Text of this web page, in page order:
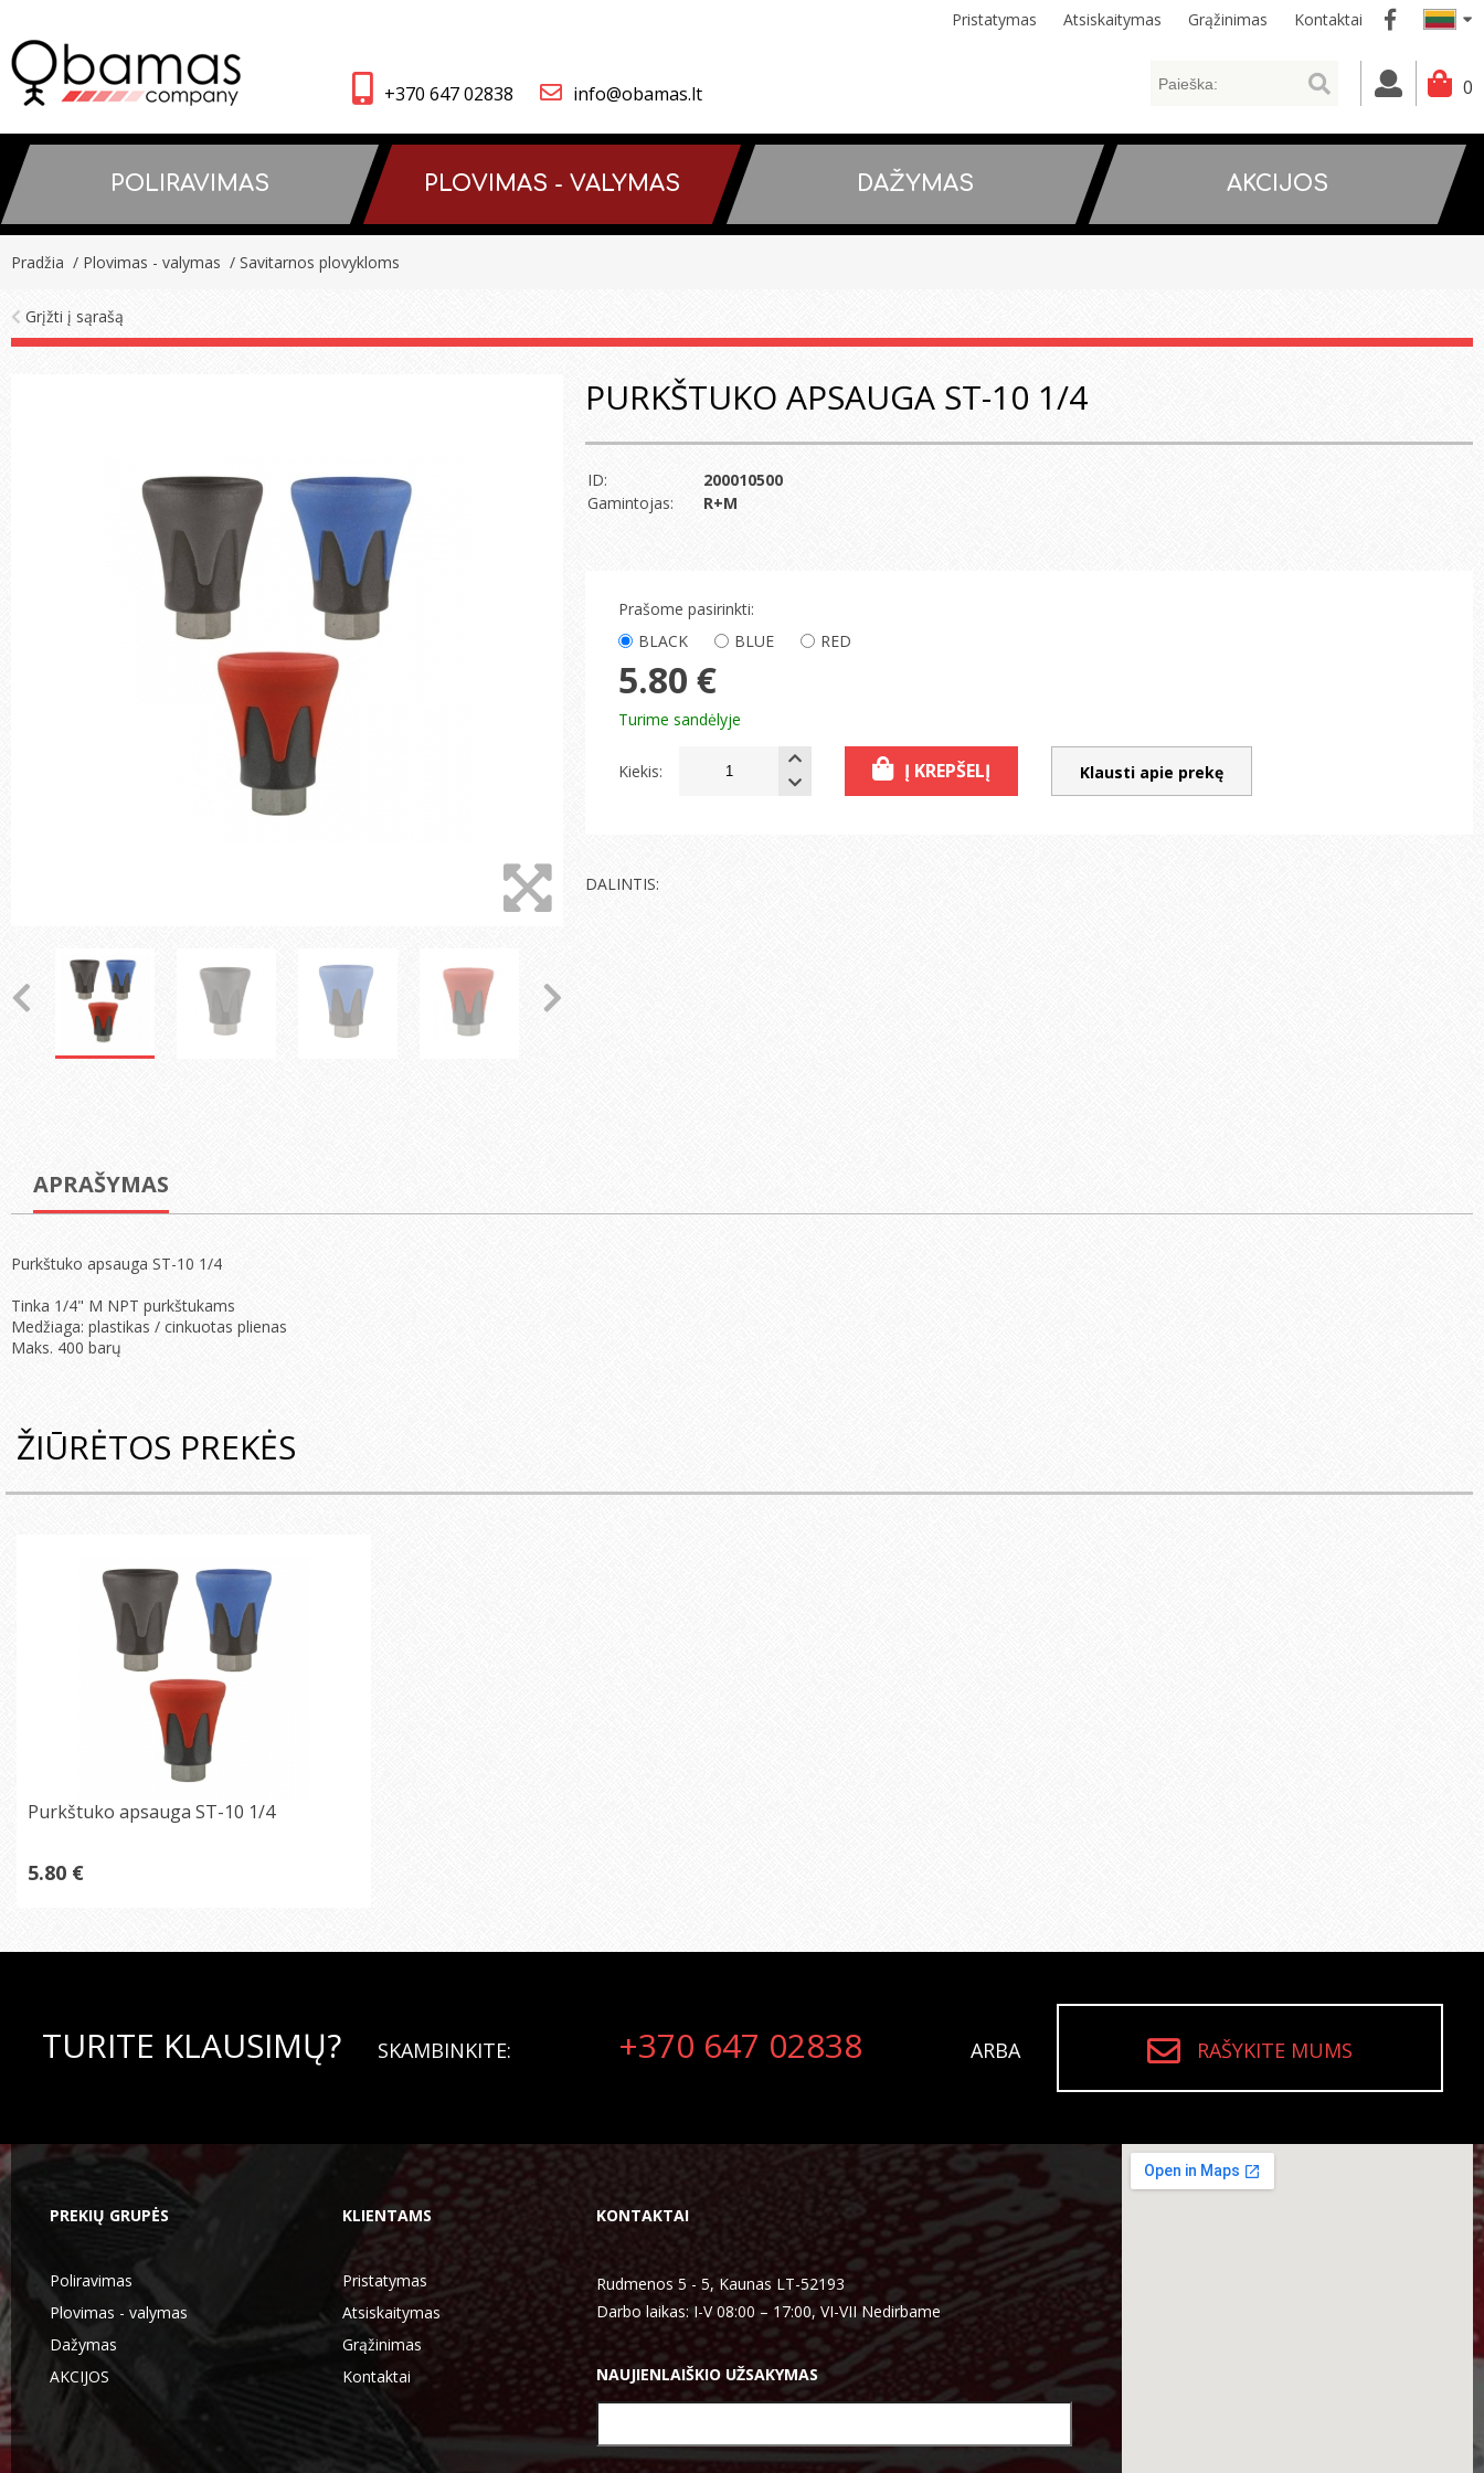
Pristatymas Atsiskaitymas Grąžinimas Kontaktai
+370 647 02838 info@obamas.lt 0
POLIRAVIMAS PLOVIMAS - VALYMAS DAŽYMAS AKCIJOS
Pradžia / Plovimas - valymas / Savitarnos plovykloms
Grįžti į sąrašą
PURKŠTUKO APSAUGA ST-10 1/4
ID:
200010500
Gamintojas:
R+M
Prašome pasirinkti:
BLACK
BLUE RED
5.80 €
Turime sandėlyje
Kiekis: Į KREPŠELĮ Klausti apie prekę
DALINTIS:
APRAŠYMAS
Purkštuko apsauga ST-10 1/4
Tinka 1/4" M NPT purkštukams
Medžiaga: plastikas / cinkuotas plienas
Maks. 400 barų
ŽIŪRĖTOS PREKĖS
Purkštuko apsauga ST-10 1/4
5.80 €
TURITE KLAUSIMŲ? SKAMBINKITE: +370 647 02838 ARBA RAŠYKITE MUMS
PREKIŲ GRUPĖS
Poliravimas
Plovimas - valymas
Dažymas
AKCIJOS
KLIENTAMS
Pristatymas
Atsiskaitymas
Grąžinimas
Kontaktai
KONTAKTAI
Rudmenos 5 - 5, Kaunas LT-52193
Darbo laikas: I-V 08:00 – 17:00, VI-VII Nedirbame
NAUJIENLAIŠKIO UŽSAKYMAS